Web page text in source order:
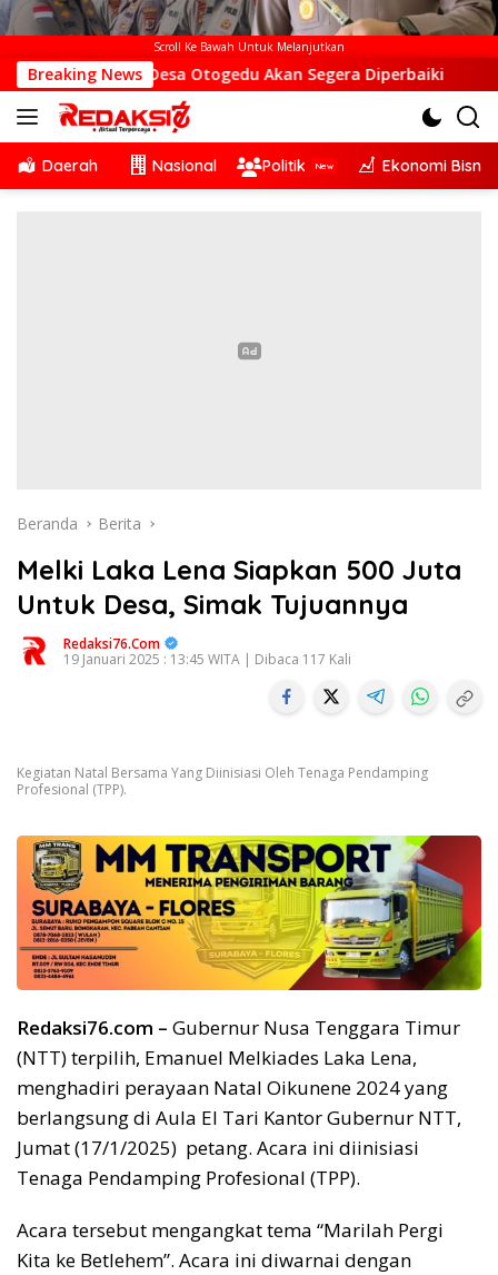
Scroll Ke Bawah Untuk Melanjutkan
Breaking News
di Desa Otogedu Akan Segera Diperbaiki Sinergi
Daerah Nasional Politik Ekonomi Bisnis
Beranda Berita
Melki Laka Lena Siapkan 500 Juta
Untuk Desa, Simak Tujuannya
Redaksi76.com
19 Januari 2025 : 13:45 WITA | Dibaca 117 Kali
Kegiatan Natal Bersama Yang Diinisiasi Oleh Tenaga Pendamping
Profesional (TPP).
Redaksi76.com – Gubernur Nusa Tenggara Timur
(NTT) terpilih, Emanuel Melkiades Laka Lena,
menghadiri perayaan Natal Oikunene 2024 yang
berlangsung di Aula El Tari Kantor Gubernur NTT,
Jumat (17/1/2025) petang. Acara ini diinisiasi
Tenaga Pendamping Profesional (TPP).
Acara tersebut mengangkat tema “Marilah Pergi
Kita ke Betlehem”. Acara ini diwarnai dengan